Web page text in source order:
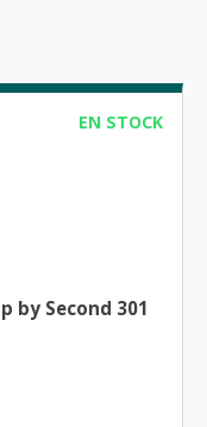
EN STOCK
by Second 301